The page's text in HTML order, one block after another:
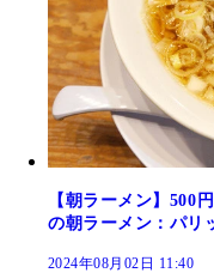
【朝ラーメン】500
の朝ラーメン：パリ
2024年08月02日 11:40